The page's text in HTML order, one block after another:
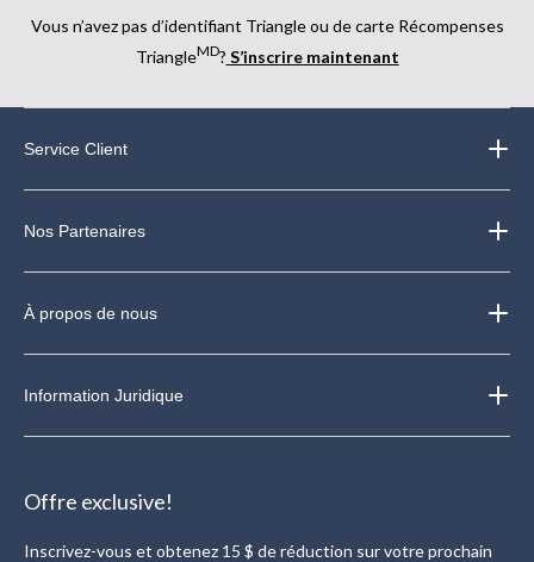
Vous n’avez pas d’identifiant Triangle ou de carte Récompenses
TriangleMD? S’inscrire maintenant
Service Client
Nos Partenaires
À propos de nous
Information Juridique
Offre exclusive!
Inscrivez-vous et obtenez 15 $ de réduction sur votre prochain